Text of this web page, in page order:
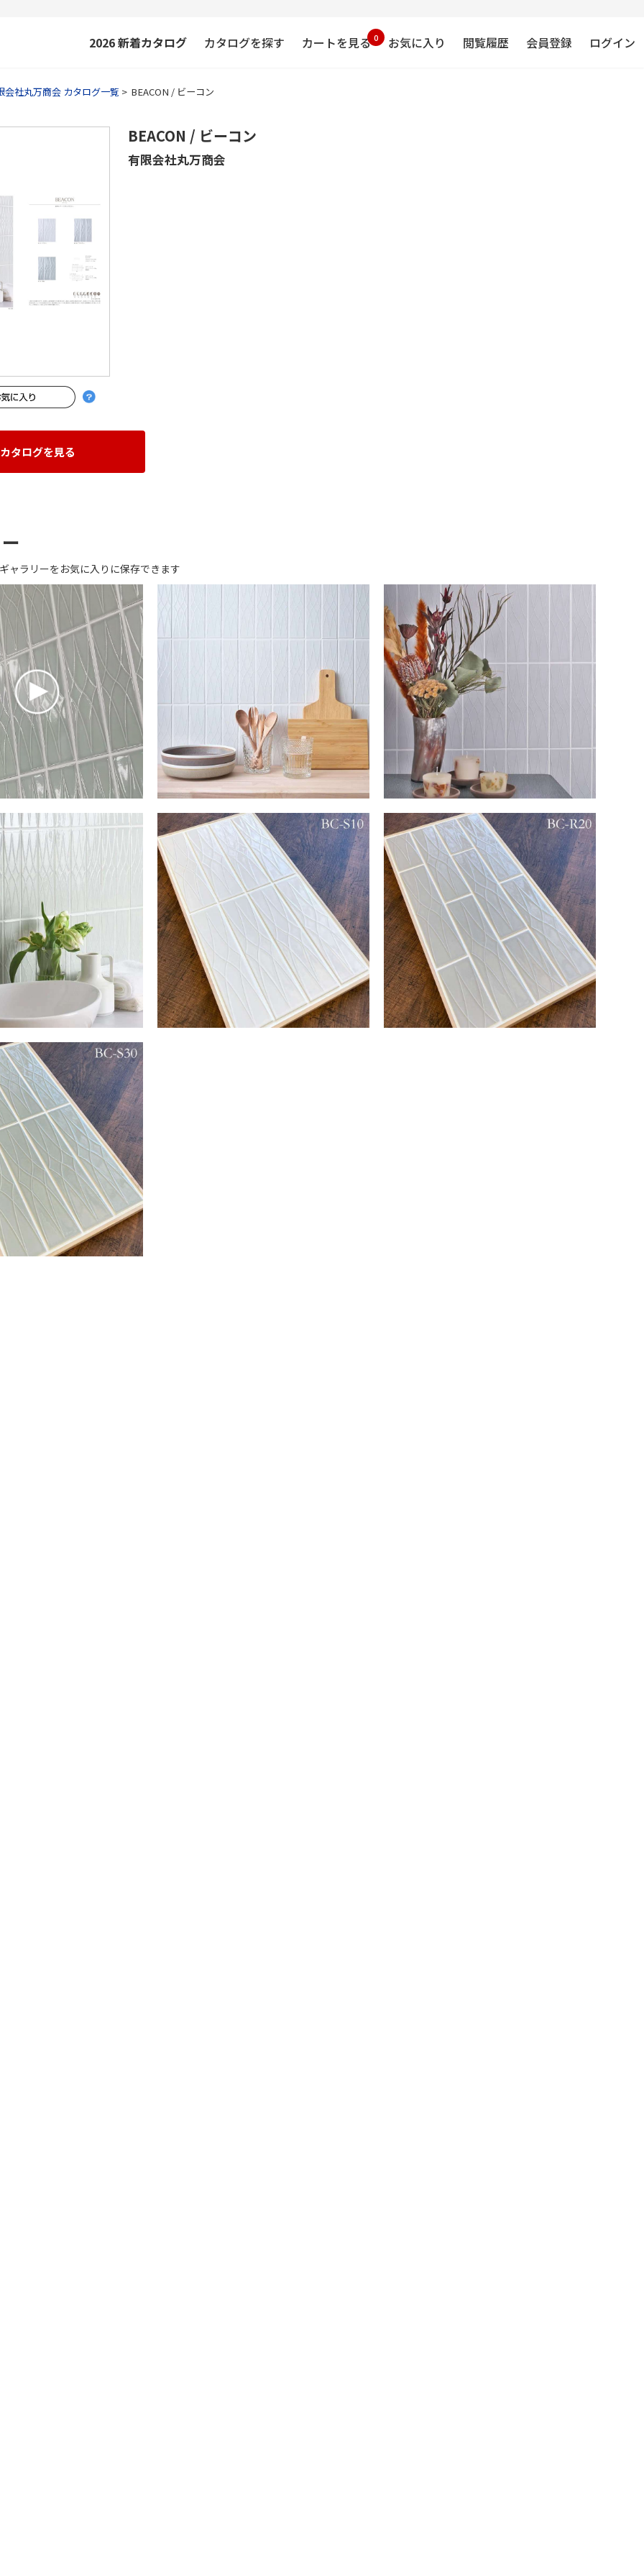
2026新着カタログ カタログを探す カートを見る 0 お気に入り 閲覧履歴 会員登録 ログイン
会社丸万商会 カタログ一覧 BEACON / ビーコン
BEACON / ビーコン
有限会社丸万商会
カタログを見る
ャラリーをお気に入りに保存できます